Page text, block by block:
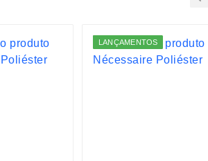
LANÇAMENTOS